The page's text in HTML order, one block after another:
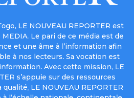
LE NOUVEAU REPORTER est
Le pari de ce média est de
et une âme à l’information afin
à nos lecteurs. Sa vocation est
Avec cette mission, LE
s’appuie sur des ressources
LE NOUVEAU REPORTER